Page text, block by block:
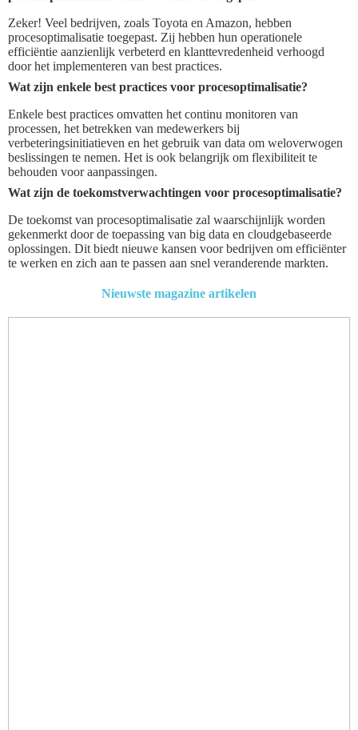
Zeker! Veel bedrijven, zoals Toyota en Amazon, hebben
procesoptimalisatie toegepast. Zij hebben hun operationele
efficiëntie aanzienlijk verbeterd en klanttevredenheid verhoogd
door het implementeren van best practices.
Wat zijn enkele best practices voor procesoptimalisatie?
Enkele best practices omvatten het continu monitoren van
processen, het betrekken van medewerkers bij
verbeteringsinitiatieven en het gebruik van data om weloverwogen
beslissingen te nemen. Het is ook belangrijk om flexibiliteit te
behouden voor aanpassingen.
Wat zijn de toekomstverwachtingen voor procesoptimalisatie?
De toekomst van procesoptimalisatie zal waarschijnlijk worden
gekenmerkt door de toepassing van big data en cloudgebaseerde
oplossingen. Dit biedt nieuwe kansen voor bedrijven om efficiënter
te werken en zich aan te passen aan snel veranderende markten.
Nieuwste magazine artikelen